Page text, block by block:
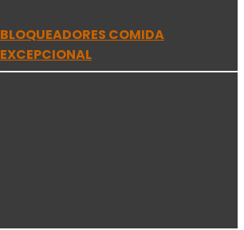
BLOQUEADORES COMIDA
EXCEPCIONAL